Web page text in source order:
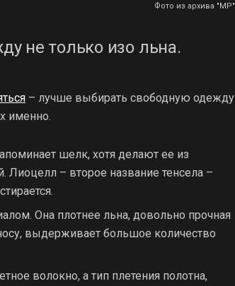
Фото из архива "МР"
не только изо льна.
– лучше выбирать свободную одежду
именно.
шелк, хотя делают ее из
– второе название тенсела –
Она плотнее льна, довольно прочная
выдерживает большое количество
волокно, а тип плетения полотна,